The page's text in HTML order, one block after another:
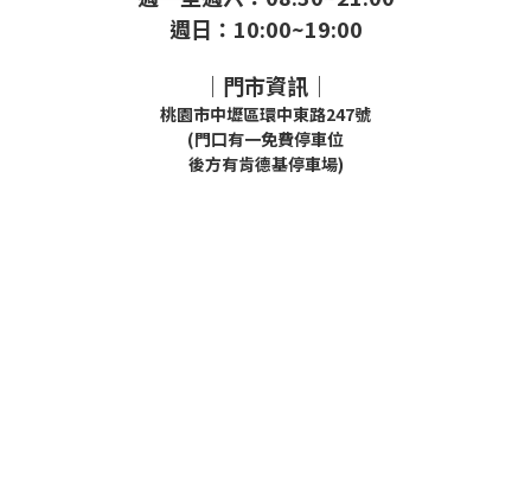
週日：10:00~19:00
｜門市資訊｜
桃園市中壢區環中東路247號
(門口有一免費停車位
後方有肯德基停車場)